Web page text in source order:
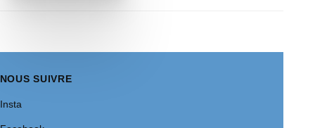
NOUS SUIVRE
Insta